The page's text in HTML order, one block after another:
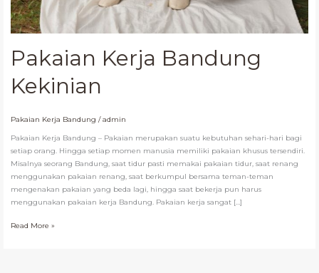
Pakaian Kerja Bandung
Kekinian
Pakaian Kerja Bandung /admin
Pakaian Kerja Bandung – Pakaian merupakan suatu kebutuhan sehari-hari bagi
setiap orang. Hingga setiap momen manusia memiliki pakaian khusus tersendiri.
Misalnya seorang Bandung, saat tidur pasti memakai pakaian tidur, saat renang
menggunakan pakaian renang, saat berkumpul bersama teman-teman
mengenakan pakaian yang beda lagi, hingga saat bekerja pun harus
menggunakan pakaian kerja Bandung. Pakaian kerja sangat […]
Read More »